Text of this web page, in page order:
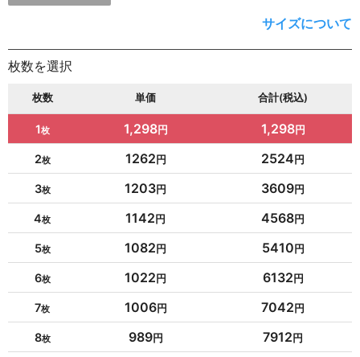
サイズについて
枚数を選択
枚数 単価 合計(税込)
1 1,298 1,298
2 1262 2524
3 1203 3609
4 1142 4568
5 1082 5410
6 1022 6132
7 1006 7042
8 989 7912